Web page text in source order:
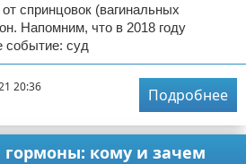
спринцовок (вагинальных
Напомним, что в 2018 году
событие: суд
20:36
Подробнее
гормоны: кому и зачем